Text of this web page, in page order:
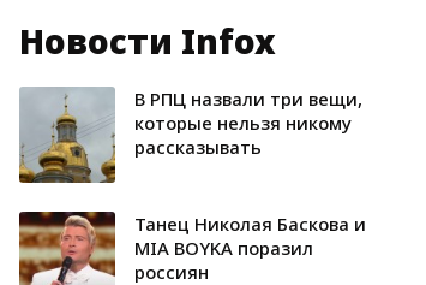
Новости Infox
В РПЦ назвали три вещи,
которые нельзя никому
рассказывать
Танец Николая Баскова и
MIA BOYKA поразил
россиян